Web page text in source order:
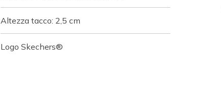
Altezza tacco: 2,5 cm
Logo Skechers®